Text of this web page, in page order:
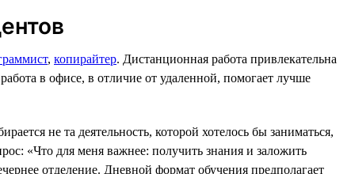
, копирайтер. Дистанционная работа привлекательна
в офисе, в отличие от удаленной, помогает лучше
не та деятельность, которой хотелось бы заниматься,
«Что для меня важнее: получить знания и заложить
отделение. Дневной формат обучения предполагает